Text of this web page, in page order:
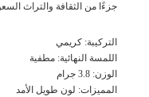
جزءًا من الثقافة والتراث
التركيبة: كريمي
اللمسة النهائية: مطفية
الوزن: 3.8 جرام
المميزات: لون طويل الأمد